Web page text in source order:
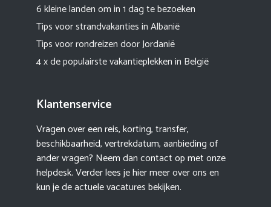
6 kleine landen om in 1 dag te bezoeken
Tips voor strandvakanties in Albanië
Tips voor rondreizen door Jordanië
4 x de populairste vakantieplekken in België
Klantenservice
Vragen over een reis, korting, transfer,
beschikbaarheid, vertrekdatum, aanbieding of
ander vragen? Neem dan contact op met onze
helpdesk. Verder lees je hier meerover onsen
kun je de actuelevacaturesbekijken.